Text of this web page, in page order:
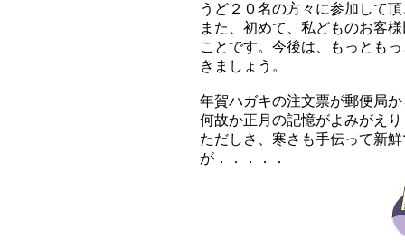
うど２０名の方々に参加して
また、初めて、私どものお客
ことです。今後は、もっとも
きましょう。
年賀ハガキの注文票が郵便局
何故か正月の記憶がよみがえ
ただしさ、寒さも手伝って新
が．．．．．